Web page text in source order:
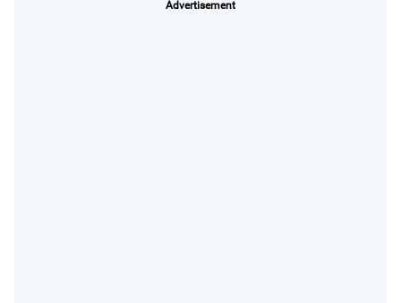
Advertisement